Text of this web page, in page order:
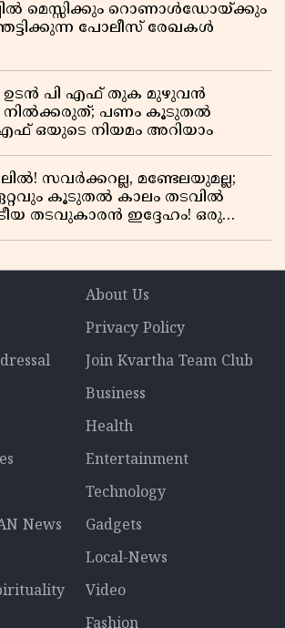
മെസ്സിക്കും റൊണാൾഡോയ്ക്കും
പോലീസ് രേഖകൾ
ഉടൻ പി എഫ് തുക മുഴുവൻ
നിൽക്കരുത്; പണം കൂടുതൽ
ഒയുടെ നിയമം അറിയാം
സവർക്കറല്ല, മണ്ടേലയുമല്ല;
കൂടുതൽ കാലം തടവിൽ
തടവുകാരൻ ഇദ്ദേഹം! ഒരു
About Us
Privacy Policy
Join Kvartha Team Club
Business
Health
Entertainment
Technology
News
Gadgets
Local-News
Video